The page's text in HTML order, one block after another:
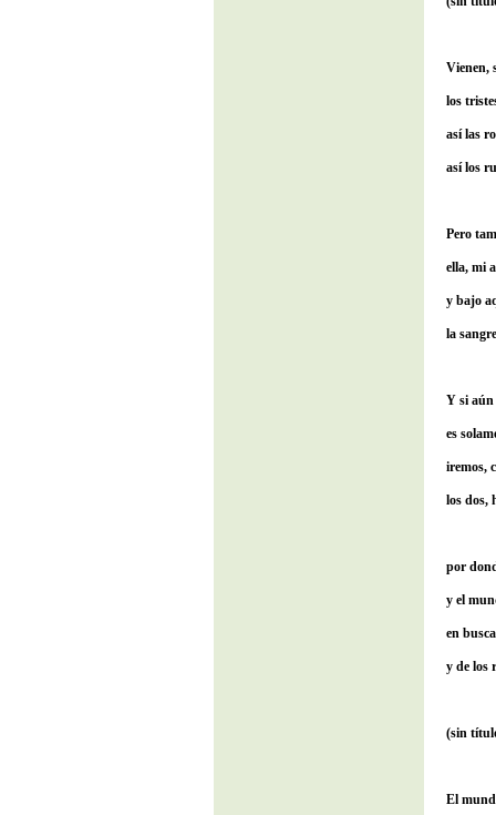
Vienen,
los
así las
así los
Pero
ella, mi
y bajo
la
Y si aún
es
iremos,
los dos,
por
y el
en
y de los
(sin
El